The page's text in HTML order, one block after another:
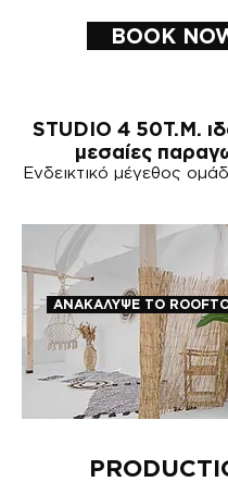
BOOK
​STUDIO 4 50Τ.Μ.
μεσαίες
Ενδεικτικό μέγεθος
ΑΝΑΚΑΛΥΨΕ ΤΟ